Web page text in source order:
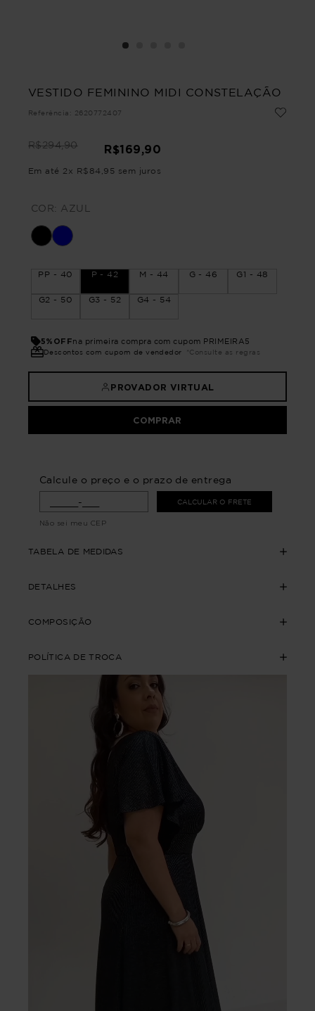
VESTIDO FEMININO MIDI CONSTELAÇÃO
Referência : 2620772407
R$294,90 R$169,90
Em até 2 x R$ 84 95 sem juros
COR: AZUL
PP - 40 P - 42 M - 44 G - 46 G1 - 48
G2 - 50 G3 - 52 G4 - 54
5%OFFna primeira compra com cupom PRIMEIRA5
Descontos com cupom de vendedor *Consulte as regras
PROVADOR VIRTUAL
COMPRAR
Calcule o preço e o prazo de entrega
CALCULAR O FRETE
Não sei meu CEP
TABELA DE MEDIDAS
DETALHES
COMPOSIÇÃO
POLÍTICA DE TROCA